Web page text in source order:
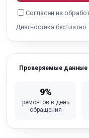
Для активных:
Для активных:
Согласен на
Диагностика бесплатно
Проверяемые данные
9%
ремонтов в день
обращения